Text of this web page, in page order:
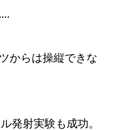
からは操縦できな
発射実験も成功。